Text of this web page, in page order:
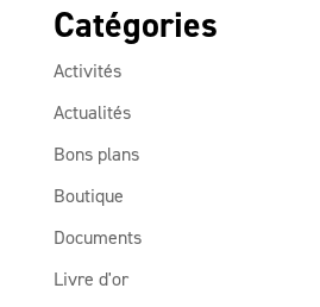
Catégories
Activités
Actualités
Bons plans
Boutique
Documents
Livre d'or